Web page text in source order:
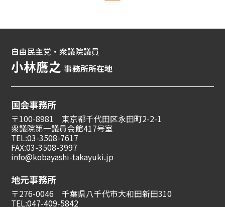
自由民主党・衆議院議員
小林鷹之事務所所在地
国会事務所
〒100-8981 東京都千代田区永田町2-2-1
衆議院第一議員会館417号室
TEL:03-3508-7617
FAX:03-3508-3997
info@kobayashi-takayuki.jp
地元事務所
〒276-0046 千葉県八千代市大和田新田310
TEL:047-409-5842